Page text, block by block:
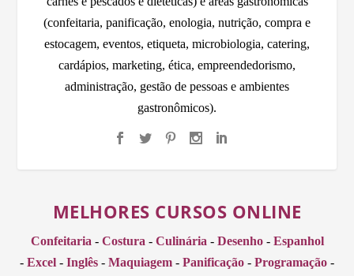
(confeitaria, panificação, enologia, nutrição, compra e
estocagem, eventos, etiqueta, microbiologia, catering,
cardápios, marketing, ética, empreendedorismo,
administração, gestão de pessoas e ambientes
gastronômicos).
MELHORES CURSOS ONLINE
Confeitaria - Costura - Culinária - Desenho- Espanhol
- Excel - Inglês - Maquiagem - Panificação - Programação -